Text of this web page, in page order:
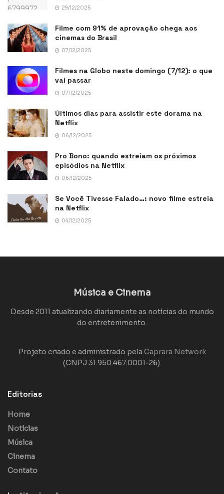
29/12/2025
Filme com 91% de aprovação chega aos
cinemas do Brasil
07/12/2025
Filmes na Globo neste domingo (7/12): o que
vai passar
07/12/2025
Últimos dias para assistir este dorama na
Netflix
06/12/2025
Pro Bono: quando estreiam os próximos
episódios na Netflix
06/12/2025
Se Você Tivesse Falado…: novo filme estreia
na Netflix
04/12/2025
Música e Cinema
Desde 2011 atualizando diariamente as notícias do mundo
do entretenimento.
Projeto criado e administrado pela Caprara Network
(CNPJ 31.950.467.0001-26).
Editorias
Home
Notícias
Música
Cinema
Contato